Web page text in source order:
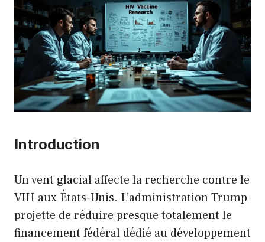
Introduction
Un vent glacial affecte la recherche contre le
VIH aux États-Unis. L’administration Trump
projette de réduire presque totalement le
financement fédéral dédié au développement